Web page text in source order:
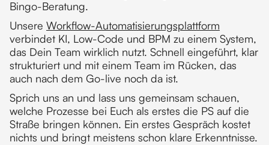
Bingo-Beratung.
Unsere Workflow-Automatisierungsplattform
verbindet KI, Low-Code und BPM zu einem System,
das Dein Team wirklich nutzt. Schnell eingeführt, klar
strukturiert und mit einem Team im Rücken, das
auch nach dem Go-live noch da ist.
Sprich uns an und lass uns gemeinsam schauen,
welche Prozesse bei Euch als erstes die PS auf die
Straße bringen können. Ein erstes Gespräch kostet
nichts und bringt meistens schon klare Erkenntnisse.